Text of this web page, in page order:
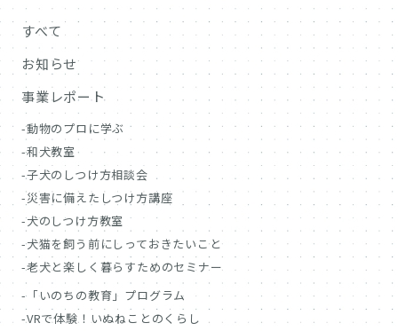
すべて
お知らせ
事業レポート
動物のプロに学ぶ
和犬教室
子犬のしつけ方相談会
災害に備えたしつけ方講座
犬のしつけ方教室
犬猫を飼う前にしっておきたいこと
老犬と楽しく暮らすためのセミナー
「いのちの教育」プログラム
VRで体験！いぬねことのくらし